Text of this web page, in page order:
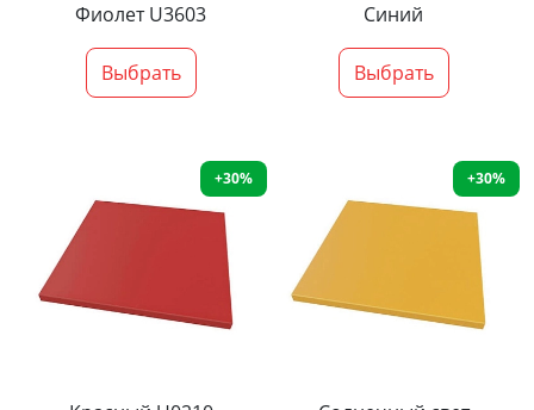
Фиолет U3603
Выбрать
Синий
Выбрать
+30% +30%